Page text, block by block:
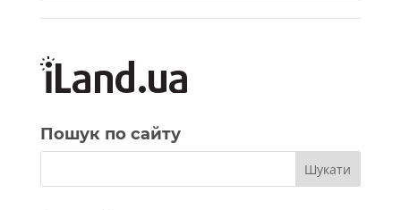
Пошук по сайту